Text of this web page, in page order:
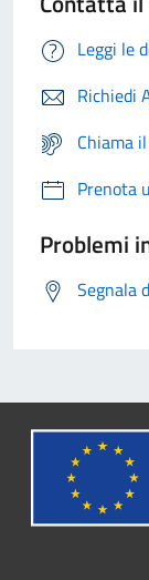
Leggi le
Richiedi
Chiama
Prenota
Problemi
Segnala